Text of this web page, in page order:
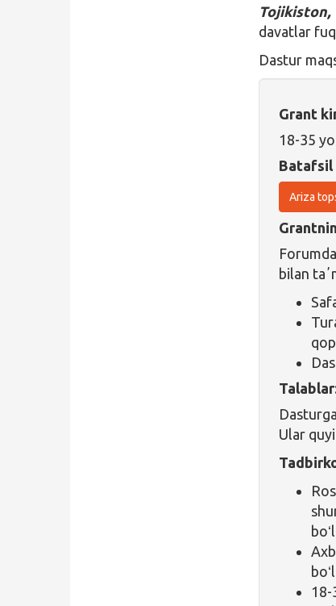
davatlar
Dastur
Grant
18-35
Batafsil
Ariza
bilan
Ular
18-